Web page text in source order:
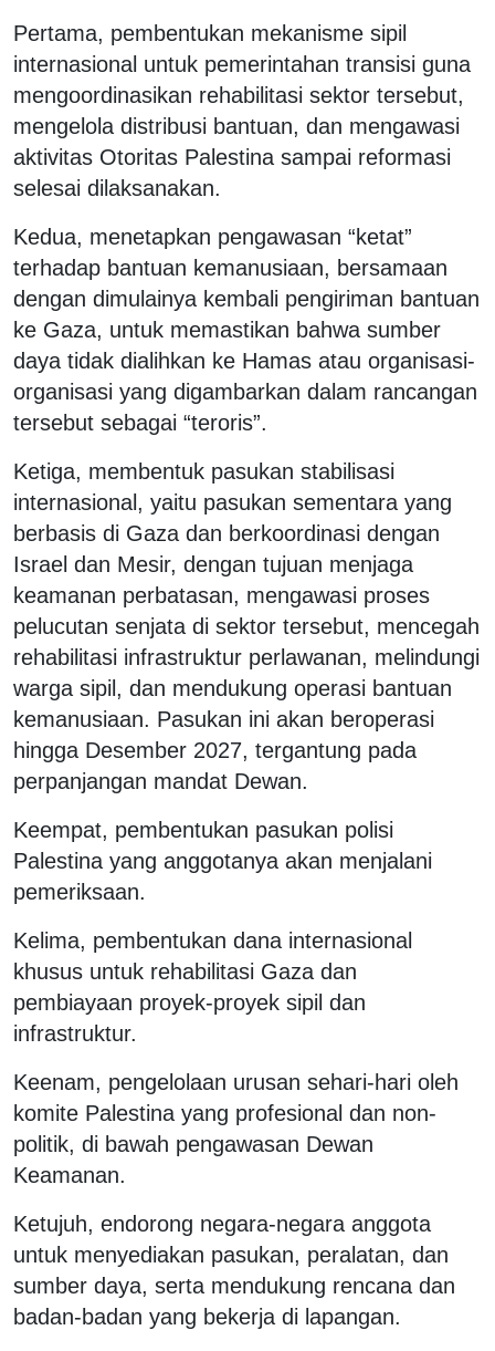
Pertama, pembentukan mekanisme sipil
internasional untuk pemerintahan transisi guna
mengoordinasikan rehabilitasi sektor tersebut,
mengelola distribusi bantuan, dan mengawasi
aktivitas Otoritas Palestina sampai reformasi
selesai dilaksanakan.
Kedua, menetapkan pengawasan “ketat”
terhadap bantuan kemanusiaan, bersamaan
dengan dimulainya kembali pengiriman bantuan
ke Gaza, untuk memastikan bahwa sumber
daya tidak dialihkan ke Hamas atau organisasi-
organisasi yang digambarkan dalam rancangan
tersebut sebagai “teroris”.
Ketiga, membentuk pasukan stabilisasi
internasional, yaitu pasukan sementara yang
berbasis di Gaza dan berkoordinasi dengan
Israel dan Mesir, dengan tujuan menjaga
keamanan perbatasan, mengawasi proses
pelucutan senjata di sektor tersebut, mencegah
rehabilitasi infrastruktur perlawanan, melindungi
warga sipil, dan mendukung operasi bantuan
kemanusiaan. Pasukan ini akan beroperasi
hingga Desember 2027, tergantung pada
perpanjangan mandat Dewan.
Keempat, pembentukan pasukan polisi
Palestina yang anggotanya akan menjalani
pemeriksaan.
Kelima, pembentukan dana internasional
khusus untuk rehabilitasi Gaza dan
pembiayaan proyek-proyek sipil dan
infrastruktur.
Keenam, pengelolaan urusan sehari-hari oleh
komite Palestina yang profesional dan non-
politik, di bawah pengawasan Dewan
Keamanan.
Ketujuh, endorong negara-negara anggota
untuk menyediakan pasukan, peralatan, dan
sumber daya, serta mendukung rencana dan
badan-badan yang bekerja di lapangan.